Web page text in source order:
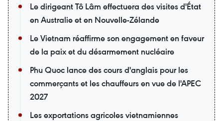
Le dirigeant Tô Lâm effectuera des visites d'État
en Australie et en Nouvelle-Zélande
Le Vietnam réaffirme son engagement en faveur
de la paix et du désarmement nucléaire
Phu Quoc lance des cours d'anglais pour les
commerçants et les chauffeurs en vue de l'APEC
2027
Les exportations agricoles vietnamiennes